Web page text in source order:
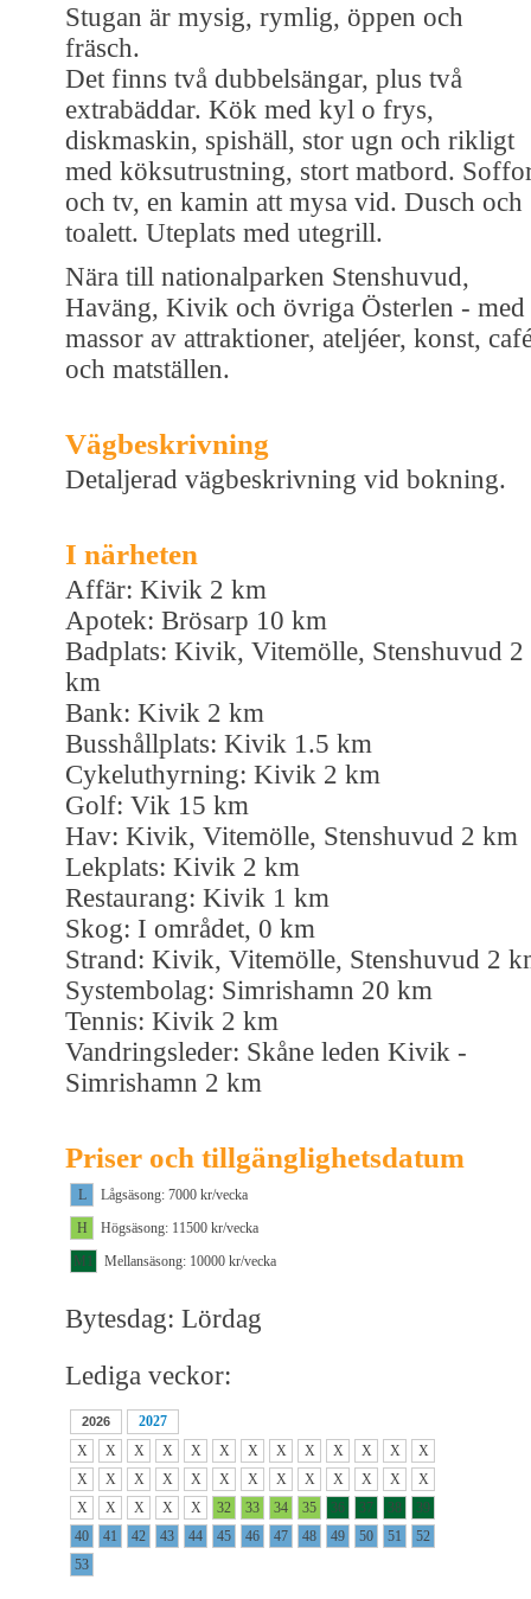
Stugan är mysig, rymlig, öppen och
fräsch.
Det finns två dubbelsängar, plus två
extrabäddar. Kök med kyl o frys,
diskmaskin, spishäll, stor ugn och rikligt
med köksutrustning, stort matbord.
och tv, en kamin att mysa vid. Dusch och
toalett. Uteplats med utegrill.
Nära till nationalparken Stenshuvud,
Haväng, Kivik och övriga Österlen - med
massor av attraktioner, ateljéer, konst,
och matställen.
Vägbeskrivning
Detaljerad vägbeskrivning vid bokning.
I närheten
Affär: Kivik 2 km
Apotek: Brösarp 10 km
Badplats: Kivik, Vitemölle, Stenshuvud 2
km
Bank: Kivik 2 km
Busshållplats: Kivik 1.5 km
Cykeluthyrning: Kivik 2 km
Golf: Vik 15 km
Hav: Kivik, Vitemölle, Stenshuvud 2 km
Lekplats: Kivik 2 km
Restaurang: Kivik 1 km
Skog: I området, 0 km
Strand: Kivik, Vitemölle, Stenshuvud 2
Systembolag: Simrishamn 20 km
Tennis: Kivik 2 km
Vandringsleder: Skåne leden Kivik -
Simrishamn 2 km
Priser och tillgänglighetsdatum
L
Lågsäsong: 7000 kr/vecka
H
Högsäsong: 11500 kr/vecka
M1
Mellansäsong: 10000 kr/vecka
Bytesdag: Lördag
Lediga veckor:
2026
2027
X
X X X X X X X X X X X
X
X
X X X X X X X X X X X
X
X
X X X X 32 33 34 35 36 37 38
39
40
41 42 43 44 45 46 47 48 49 50 51
52
53